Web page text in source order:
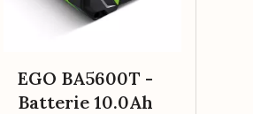
EGO BA5600T -
Batterie 10.0Ah